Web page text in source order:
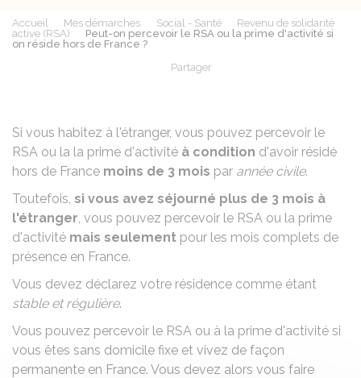
Accueil Mes démarches Social - Santé
Revenu de solidarité
active (RSA)
Peut-on percevoir le RSA ou la prime d'activité si
on réside hors de France ?
Partager
Si vous habitez à l'étranger, vous pouvez percevoir le
RSA ou la la prime d'activité à condition d'avoir résidé
hors de France moins de 3 mois par année civile.
Toutefois, si vous avez séjourné plus de 3 mois à
l'étranger, vous pouvez percevoir le RSA ou la prime
d'activité mais seulement pour les mois complets de
présence en France.
Vous devez déclarez votre résidence comme étant
stable et régulière.
Vous pouvez percevoir le RSA ou à la prime d'activité si
vous êtes sans domicile fixe et vivez de façon
permanente en France. Vous devez alors vous faire